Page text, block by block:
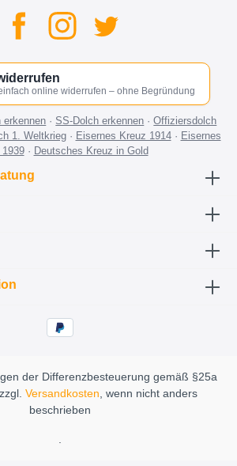
online widerrufen – ohne Begründung
erkennen ·SS-Dolch erkennen ·Offiziersdolch
1. Weltkrieg· Eisernes Kreuz 1914· Eisernes
1939· Deutsches Kreuz in Gold
der Differenzbesteuerung gemäß §25a
Versandkosten, wenn nicht anders
beschrieben
.